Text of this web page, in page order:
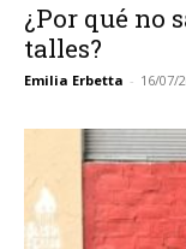
¿Por qué no
talles?
Emilia Erbetta - 16/07/